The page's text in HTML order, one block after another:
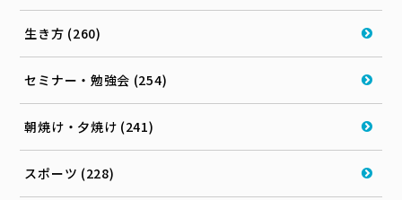
生き方 (260)
セミナー・勉強会 (254)
朝焼け・夕焼け (241)
スポーツ (228)